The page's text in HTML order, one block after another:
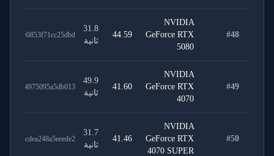
#48
NVIDIA
GeForce RTX
5080
44.59
31.8
ثانية
7581ae0853f71cc25dbd
#49
NVIDIA
GeForce RTX
4070
41.60
49.9
ثانية
5f15dd4975095a5db013
#50
NVIDIA
GeForce RTX
4070 SUPER
41.46
31.7
ثانية
000c5cdea248a5eeede2